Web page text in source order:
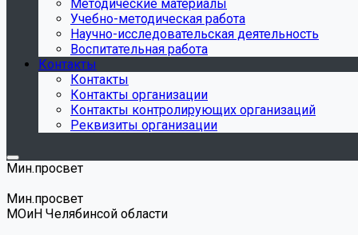
Методические материалы
Учебно-методическая работа
Научно-исследовательская деятельность
Воспитательная работа
Контакты
Контакты
Контакты организации
Контакты контролирующих организаций
Реквизиты организации
Мин.просвет
Мин.просвет
МОиН Челябинсой области